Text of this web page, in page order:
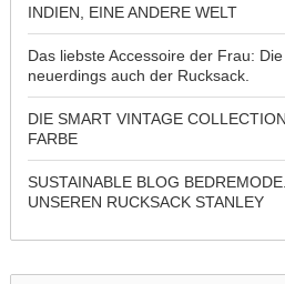
INDIEN, EINE ANDERE WELT
Das liebste Accessoire der Frau:
neuerdings auch der Rucksack.
DIE SMART VINTAGE
FARBE
SUSTAINABLE BLOG
UNSEREN RUCKSACK STANLEY